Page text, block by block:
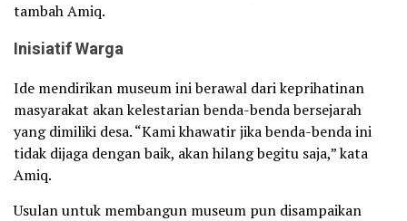
tambah Amiq.
Inisiatif Warga
Ide mendirikan museum ini berawal dari keprihatinan
masyarakat akan kelestarian benda-benda bersejarah
yang dimiliki desa. “Kami khawatir jika benda-benda ini
tidak dijaga dengan baik, akan hilang begitu saja,” kata
Amiq.
Usulan untuk membangun museum pun disampaikan